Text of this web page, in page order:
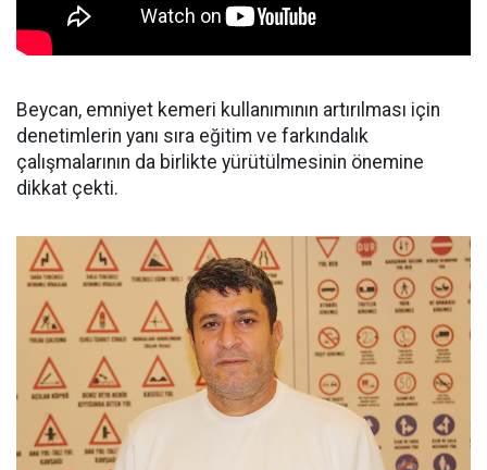
Beycan, emniyet kemeri kullanımının artırılması için
denetimlerin yanı sıra eğitim ve farkındalık
çalışmalarının da birlikte yürütülmesinin önemine
dikkat çekti.